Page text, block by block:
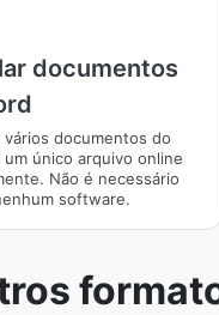
documentos
vários documentos do
um único arquivo online
Não é necessário
software.